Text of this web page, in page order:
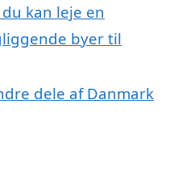
kan leje en
byer til
dele af Danmark